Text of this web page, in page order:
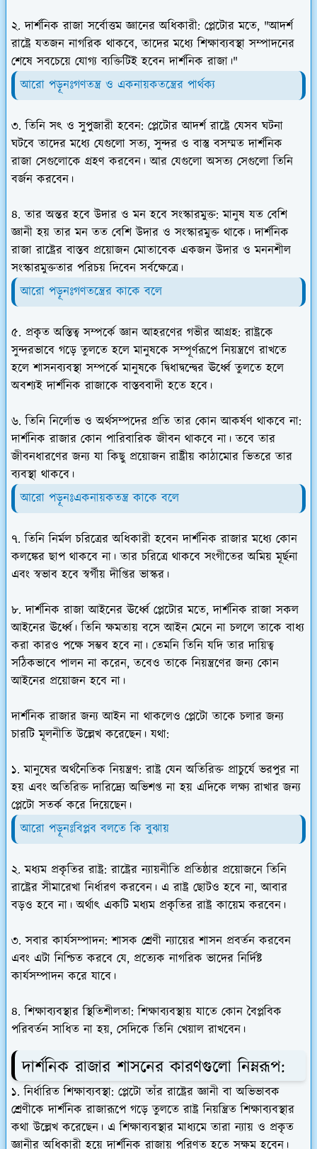
২. দার্শনিক রাজা সর্বোত্তম জ্ঞানের অধিকারী: প্লেটোর মতে, "আদর্শ
রাষ্ট্রে যতজন নাগরিক থাকবে, তাদের মধ্যে শিক্ষাব্যবস্থা সম্পাদনের
শেষে সবচেয়ে যোগ্য ব্যক্তিটিই হবেন দার্শনিক রাজা।"
আরো পড়ূনঃগণতন্ত্র ও একনায়কতন্ত্রের পার্থক্য
৩. তিনি সৎ ও সুপুজারী হবেন: প্লেটোর আদর্শ রাষ্ট্রে যেসব ঘটনা
ঘটবে তাদের মধ্যে যেগুলো সত্য, সুন্দর ও বাস্তু বসম্মত দার্শনিক
রাজা সেগুলোকে গ্রহণ করবেন। আর যেগুলো অসত্য সেগুলো তিনি
বর্জন করবেন।
৪. তার অন্তর হবে উদার ও মন হবে সংস্কারমুক্ত: মানুষ যত বেশি
জ্ঞানী হয় তার মন তত বেশি উদার ও সংস্কারমুক্ত থাকে। দার্শনিক
রাজা রাষ্ট্রের বাস্তব প্রয়োজন মোতাবেক একজন উদার ও মননশীল
সংস্কারমুক্ততার পরিচয় দিবেন সর্বক্ষেত্রে।
আরো পড়ূনঃগণতন্ত্রের কাকে বলে
৫. প্রকৃত অস্তিত্ব সম্পর্কে জ্ঞান আহরণের গভীর আগ্রহ: রাষ্ট্রকে
সুন্দরভাবে গড়ে তুলতে হলে মানুষকে সম্পূর্ণরূপে নিয়ন্ত্রণে রাখতে
হলে শাসনব্যবস্থা সম্পর্কে মানুষকে দ্বিধাদ্বন্দ্বের ঊর্ধ্বে তুলতে হলে
অবশ্যই দার্শনিক রাজাকে বাস্তববাদী হতে হবে।
৬. তিনি নির্লোভ ও অর্থসম্পদের প্রতি তার কোন আকর্ষণ থাকবে না:
দার্শনিক রাজার কোন পারিবারিক জীবন থাকবে না। তবে তার
জীবনধারণের জন্য যা কিছু প্রয়োজন রাষ্ট্রীয় কাঠামোর ভিতরে তার
ব্যবস্থা থাকবে।
আরো পড়ূনঃএকনায়কতন্ত্র কাকে বলে
৭. তিনি নির্মল চরিত্রের অধিকারী হবেন দার্শনিক রাজার মধ্যে কোন
কলঙ্কের ছাপ থাকবে না। তার চরিত্রে থাকবে সংগীতের অমিয় মূর্ছনা
এবং স্বভাব হবে স্বর্গীয় দীপ্তির ভাস্কর।
৮. দার্শনিক রাজা আইনের ঊর্ধ্বে প্লেটোর মতে, দার্শনিক রাজা সকল
আইনের ঊর্ধ্বে। তিনি ক্ষমতায় বসে আইন মেনে না চললে তাকে বাধ্য
করা কারও পক্ষে সম্ভব হবে না। তেমনি তিনি যদি তার দায়িত্ব
সঠিকভাবে পালন না করেন, তবেও তাকে নিয়ন্ত্রণের জন্য কোন
আইনের প্রয়োজন হবে না।
দার্শনিক রাজার জন্য আইন না থাকলেও প্লেটো তাকে চলার জন্য
চারটি মূলনীতি উল্লেখ করেছেন। যথা:
১. মানুষের অর্থনৈতিক নিয়ন্ত্রণ: রাষ্ট্র যেন অতিরিক্ত প্রাচুর্যে ভরপুর না
হয় এবং অতিরিক্ত দারিদ্র্যে অভিশপ্ত না হয় এদিকে লক্ষ্য রাখার জন্য
প্লেটো সতর্ক করে দিয়েছেন।
আরো পড়ূনঃবিপ্লব বলতে কি বুঝায়
২. মধ্যম প্রকৃতির রাষ্ট্র: রাষ্ট্রের ন্যায়নীতি প্রতিষ্ঠার প্রয়োজনে তিনি
রাষ্ট্রের সীমারেখা নির্ধারণ করবেন। এ রাষ্ট্র ছোটও হবে না, আবার
বড়ও হবে না। অর্থাৎ একটি মধ্যম প্রকৃতির রাষ্ট্র কায়েম করবেন।
৩. সবার কার্যসম্পাদন: শাসক শ্রেণী ন্যায়ের শাসন প্রবর্তন করবেন
এবং এটা নিশ্চিত করবে যে, প্রত্যেক নাগরিক ভাদের নির্দিষ্ট
কার্যসম্পাদন করে যাবে।
৪. শিক্ষাব্যবস্থার স্থিতিশীলতা: শিক্ষাব্যবস্থায় যাতে কোন বৈপ্লবিক
পরিবর্তন সাধিত না হয়, সেদিকে তিনি খেয়াল রাখবেন।
দার্শনিক রাজার শাসনের কারণগুলো নিম্নরূপ:
১. নির্ধারিত শিক্ষাব্যবস্থা: প্লেটো তাঁর রাষ্ট্রের জ্ঞানী বা অভিভাবক
শ্রেণীকে দার্শনিক রাজারূপে গড়ে তুলতে রাষ্ট্র নিয়ন্ত্রিত শিক্ষাব্যবস্থার
কথা উল্লেখ করেছেন। এ শিক্ষাব্যবস্থার মাধ্যমে তারা ন্যায় ও প্রকৃত